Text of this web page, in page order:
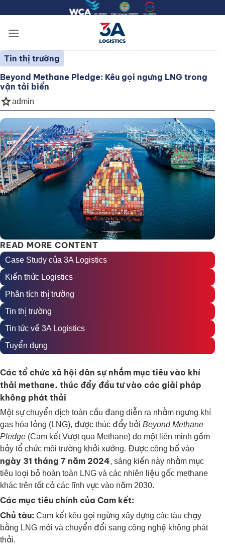
qua
nội
Tin thị trường
Beyond Methane Pledge: Kêu gọi ngưng LNG trong
vận tải biển
staradmin
READ MORE CONTENT
Case Study của 3A Logistics
Kiến thức Logistics
Phân tích thị trường
Tin thị trường
Tin tức về 3A Logistics
Tuyển dụng
Các tổ chức xã hội dân sự nhắm mục tiêu vào khí
thải methane, thúc đẩy đầu tư vào các giải pháp
không phát thải
Một sự chuyển dịch toàn cầu đang diễn ra nhằm ngưng khí
gas hóa lỏng (LNG), được thúc đẩy bởi Beyond Methane
Pledge (Cam kết Vượt qua Methane) do một liên minh gồm
bảy tổ chức môi trường khởi xướng. Được công bố vào
ngày 31 tháng 7 năm 2024, sáng kiến này nhằm mục
tiêu loại bỏ hoàn toàn LNG và các nhiên liệu gốc methane
khác trên tất cả các lĩnh vực vào năm 2030.
Các mục tiêu chính của Cam kết:
Chủ tàu: Cam kết kêu gọi ngừng xây dựng các tàu chạy
bằng LNG mới và chuyển đổi sang công nghệ không phát
thải.